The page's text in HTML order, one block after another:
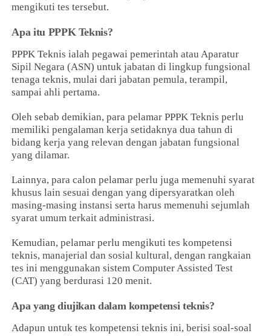
mengikuti tes tersebut.
Apa itu PPPK Teknis?
PPPK Teknis ialah pegawai pemerintah atau Aparatur
Sipil Negara (ASN) untuk jabatan di lingkup fungsional
tenaga teknis, mulai dari jabatan pemula, terampil,
sampai ahli pertama.
Oleh sebab demikian, para pelamar PPPK Teknis perlu
memiliki pengalaman kerja setidaknya dua tahun di
bidang kerja yang relevan dengan jabatan fungsional
yang dilamar.
Lainnya, para calon pelamar perlu juga memenuhi syarat
khusus lain sesuai dengan yang dipersyaratkan oleh
masing-masing instansi serta harus memenuhi sejumlah
syarat umum terkait administrasi.
Kemudian, pelamar perlu mengikuti tes kompetensi
teknis, manajerial dan sosial kultural, dengan rangkaian
tes ini menggunakan sistem Computer Assisted Test
(CAT) yang berdurasi 120 menit.
Apa yang diujikan dalam kompetensi teknis?
Adapun untuk tes kompetensi teknis ini, berisi soal-soal